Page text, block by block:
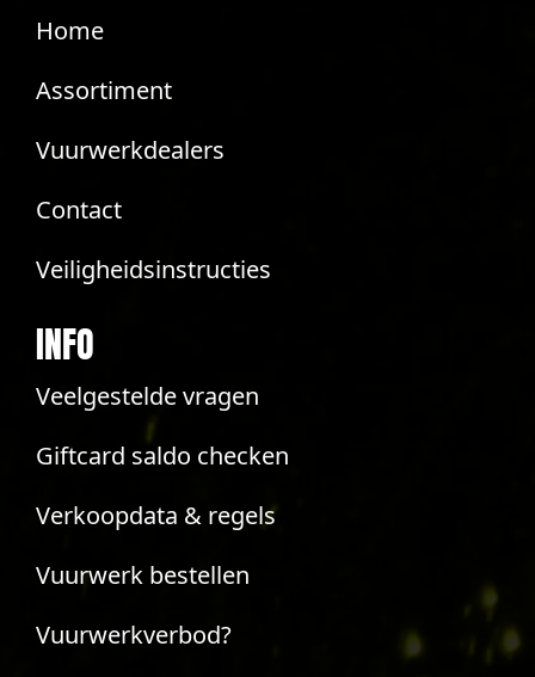
Home
Assortiment
Vuurwerkdealers
Contact
Veiligheidsinstructies
INFO
Veelgestelde vragen
Giftcard saldo checken
Verkoopdata & regels
Vuurwerk bestellen
Vuurwerkverbod?